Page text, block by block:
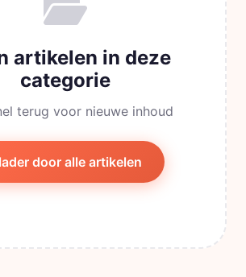
artikelen in deze
categorie
terug voor nieuwe inhoud
door alle artikelen